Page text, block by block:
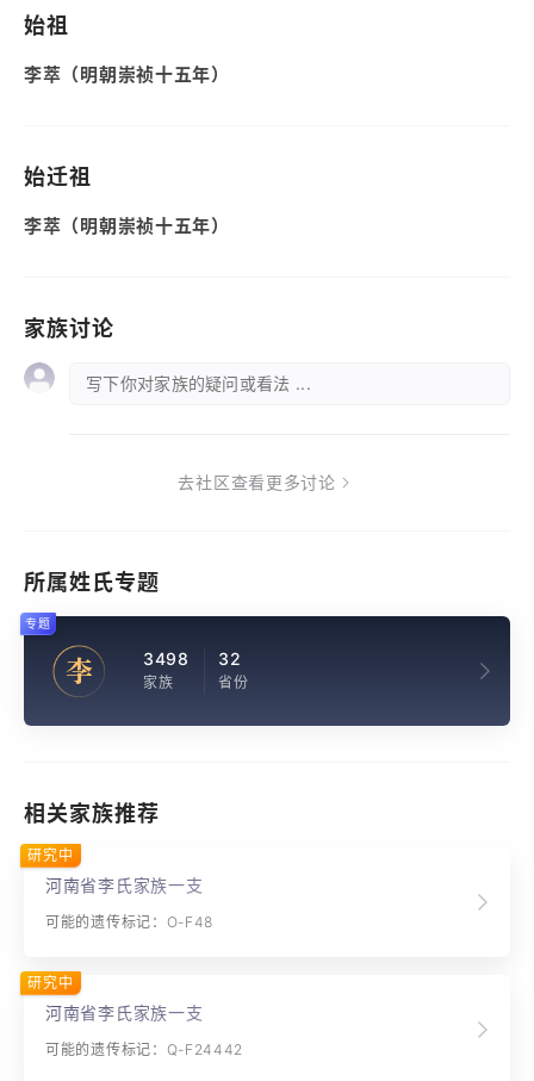
始祖
李萃（明朝崇祯十五年）
始迁祖
李萃（明朝崇祯十五年）
家族讨论
写下你对家族的疑问或看法 ...
去社区查看更多讨论
所属姓氏专题
李 3498
家族
32
省份
专题
相关家族推荐
河南省李氏家族一支
可能的遗传标记：O-F48
研究中
河南省李氏家族一支
可能的遗传标记：Q-F24442
研究中